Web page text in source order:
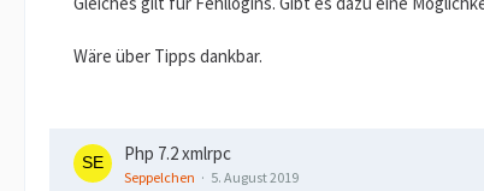
Wäre über Tipps dankbar.
Php 7.2 xmlrpc
Seppelchen 5. August 2019